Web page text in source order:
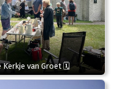
van Groet 🗓